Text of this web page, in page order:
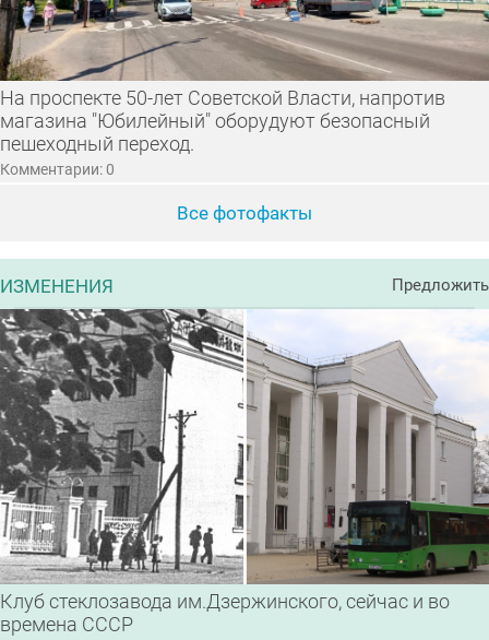
На проспекте 50-лет Советской Власти, напротив
магазина "Юбилейный" оборудуют безопасный
пешеходный переход.
Комментарии: 0
Все фотофакты
ИЗМЕНЕНИЯ Предложить
Клуб стеклозавода им.Дзержинского, сейчас и во
времена СССР